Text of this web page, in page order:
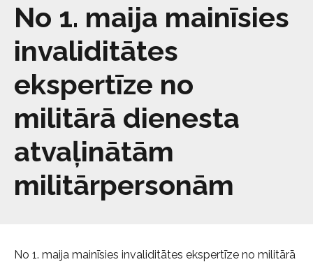
Pakalpojumi
Par biedrību
Kontakti
No 1. maija mainīsies
invaliditātes
ekspertīze no
militārā dienesta
atvaļinātām
militārpersonām
No 1. maija mainīsies invaliditātes ekspertīze no militārā